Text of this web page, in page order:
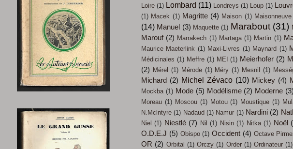
Loire (1) Lombard (11) Londreys (1) Loup (1)
(1) Macek (1) Magritte (4) Maison (1) Maisonneuve
(14) Manuel (3) Maquette (1) Marabout (31)
Marouf (2) Marrakech (1) Martaga (1) Martin (1)
Maurice Maeterlink (1) Maxi-Livres (1) Maynard (1)
Médicinales (1) Meffre (1) MEI (1) Meierhofer (2)
(2) Mérel (1) Mérode (1) Méry (1) Mesnil (1)
Michard (2) Michel Zévaco (10) Mickey (4)
Mockba (1) Mode (5) Modélisme (2) Moderne (3)
Moreau (1) Moscou (1) Motou (1) Moustique (1)
N.Mclntyre (1) Nadaud (1) Namur (1) Nardini (2)
Niel (1) Niestlé (7) Nil (1) Nisin (1) Nitka (1) Noël
O.D.E.J (5) Obispo (1) Occident (4) Octave
OR (2) Orbital (1) Orczy (1) Order (1) Ordinateur (1)